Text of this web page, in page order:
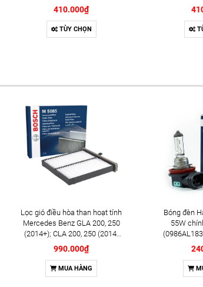
(2013-2018); Optima K5
(2012+); Rondo (2013+);
Sedona (2014-2021); Rio
(2012+); Soul (2009-2014+);
410.000₫
TÙY CHỌN
(2008-
2017);
chính
Lọc gió điều hòa than hoạt tính
Mercedes Benz GLA 200, 250
(2014+); CLA 200, 250 (2014-
2019) chính hãng Bosch
(1987435505)
990.000₫
MUA HÀNG
Bóng đèn
55W